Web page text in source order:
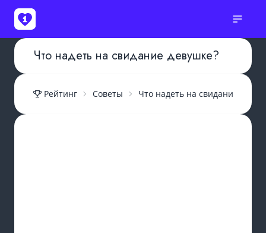
Что надеть на свидание девушке?
Рейтинг Советы Что надеть на свидание